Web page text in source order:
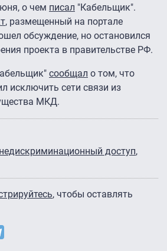
о чем писал "Кабельщик".
, размещенный на портале
обсуждение, но остановился
проекта в правительстве РФ.
сообщал о том, что
исключить сети связи из
МКД.
недискриминационный доступ
, чтобы оставлять